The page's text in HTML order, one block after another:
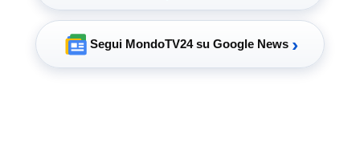
Segui MondoTV24 su Google News ›